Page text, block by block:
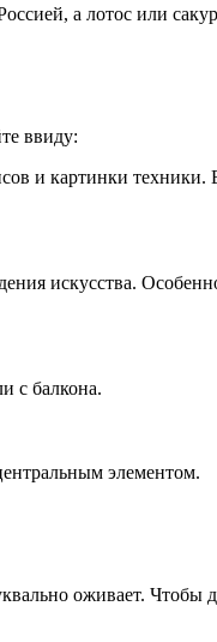
а лотос или
ввиду:
и картинки техники.
искусства.
с балкона.
элементом.
оживает. Чтобы